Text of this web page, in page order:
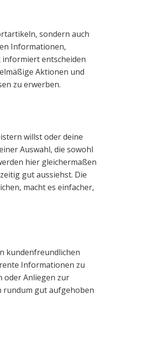
sondern auch
Informationen,
entscheiden
Aktionen und
zu erwerben.
willst oder deine
Auswahl, die sowohl
hier gleichermaßen
gut aussiehst. Die
macht es einfacher,
kundenfreundlichen
Informationen zu
oder Anliegen zur
rundum gut aufgehoben